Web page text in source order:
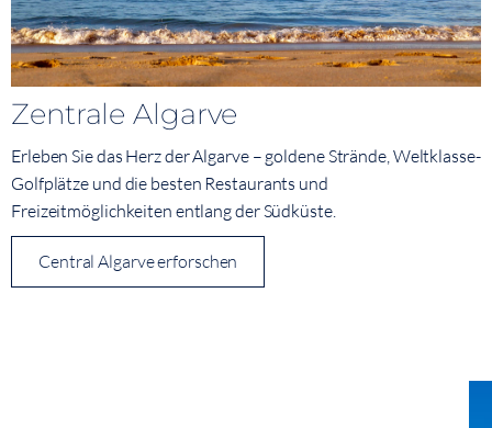
Zentrale Algarve
Erleben Sie das Herz der Algarve – goldene Strände, Weltklasse-
Golfplätze und die besten Restaurants und
Freizeitmöglichkeiten entlang der Südküste.
Central Algarve erforschen